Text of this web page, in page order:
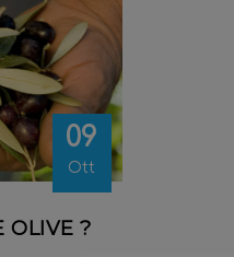
09
Ott
OLIVE ?